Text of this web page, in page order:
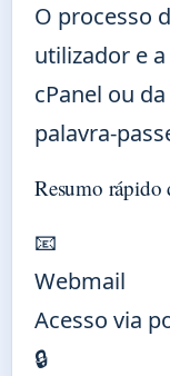
O processo
utilizador e
cPanel ou
palavra-
Resumo rápido
📧
Webmail
Acesso via
🔒